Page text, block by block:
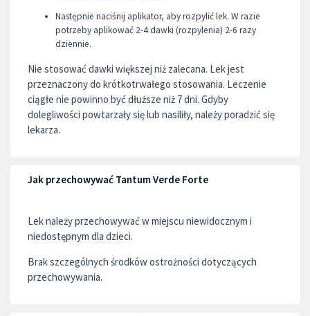
Następnie naciśnij aplikator, aby rozpylić lek. W razie
potrzeby aplikować 2-4 dawki (rozpylenia) 2-6 razy
dziennie.
Nie stosować dawki większej niż zalecana. Lek jest
przeznaczony do krótkotrwałego stosowania. Leczenie
ciągłe nie powinno być dłuższe niż 7 dni. Gdyby
dolegliwości powtarzały się lub nasiliły, należy poradzić się
lekarza.
Jak przechowywać Tantum Verde Forte
Lek należy przechowywać w miejscu niewidocznym i
niedostępnym dla dzieci.
Brak szczególnych środków ostrożności dotyczących
przechowywania.